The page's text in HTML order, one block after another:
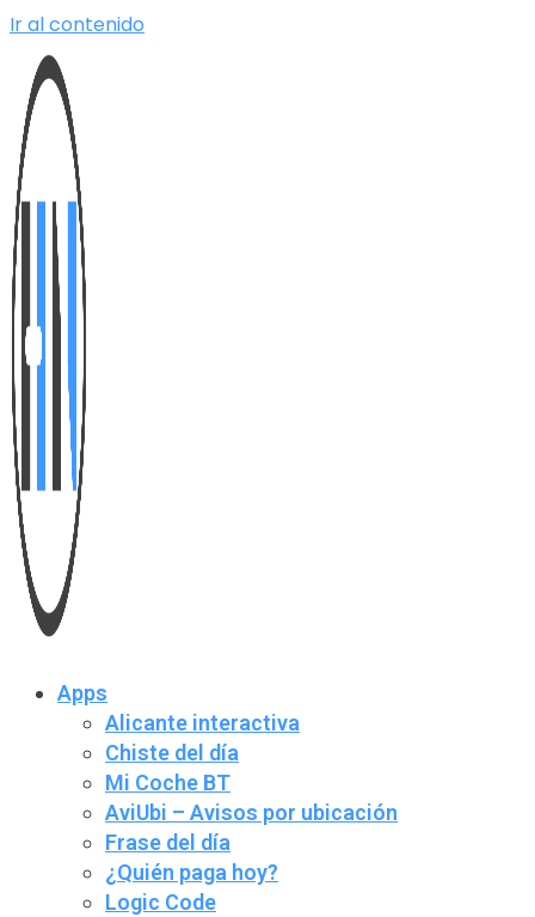
Ir al contenido
Apps
Alicante interactiva
Chiste del día
Mi Coche BT
AviUbi – Avisos por ubicación
Frase del día
¿Quién paga hoy?
Logic Code